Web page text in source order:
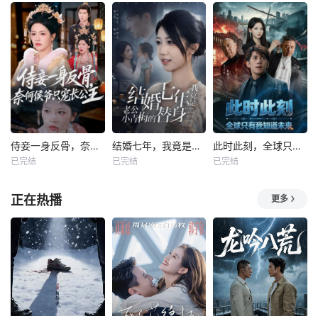
侍妾一身反骨，奈何侯爷只宠长公主
已完结
结婚七年，我竟是老公小青梅的替身
已完结
此时此刻，全球只有我知道未来
已完结
正在热播 更多